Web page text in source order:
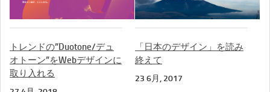
トレンドの”Duotone/デュ
オトーン”をWebデザインに
取り入れる
「日本のデザイン」を読み
終えて
23 6月, 2017